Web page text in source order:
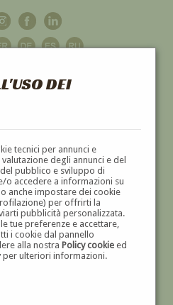
DEI
tecnici per annunci e
degli annunci e del
pubblico e sviluppo di
o accedere a informazioni su
anche impostare dei cookie
per offrirti la
pubblicità personalizzata.
tue preferenze e accettare,
i cookie dal pannello
alla nostra Policy cookieed
per ulteriori informazioni.
GALLERIAD'ARTE
'800 E '900